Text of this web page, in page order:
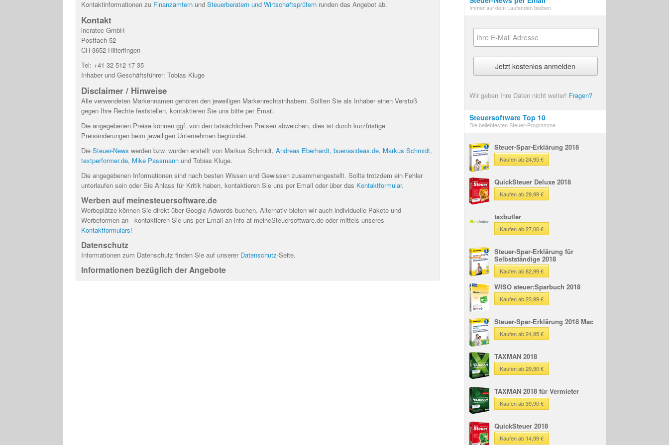
Kontaktinformationen zu Finanzämtern und Steuerberatern und Wirtschaftsprüfern runden das Angebot ab.
Kontakt
incratec GmbH
Postfach 52
CH-3652 Hilterfingen
Tel: +41 32 512 17 35
Inhaber und Geschäftsführer: Tobias Kluge
Disclaimer / Hinweise
Alle verwendeten Markennamen gehören den jeweiligen Markenrechtsinhabern. Sollten Sie als Inhaber einen Verstoß
gegen Ihre Rechte feststellen, kontaktieren Sie uns bitte per Email.
Die angegebenen Preise können ggf. von den tatsächlichen Preisen abweichen, dies ist durch kurzfristige
Preisänderungen beim jeweiligen Unternehmen begründet.
Die Steuer-News werden bzw. wurden erstellt von Markus Schmidt, Andreas Eberhardt, buenasideas.de, Markus Schmidt,
textperformer.de, Mike Passmann und Tobias Kluge.
Die angegebenen Informationen sind nach besten Wissen und Gewissen zusammengestellt. Sollte trotzdem ein Fehler
unterlaufen sein oder Sie Anlass für Kritik haben, kontaktieren Sie uns per Email oder über das Kontaktformular.
Werben auf meinesteuersoftware.de
Werbeplätze können Sie direkt über Google Adwords buchen. Alternativ bieten wir auch individuelle Pakete und
Werbeformen an - kontaktieren Sie uns per Email an info at meineSteuersoftware.de oder mittels unseres
Kontaktformulars!
Datenschutz
Informationen zum Datenschutz finden Sie auf unserer Datenschutz-Seite.
Informationen bezüglich der Angebote
Immer auf dem Laufenden bleiben
Wir geben Ihre Daten nicht weiter! Fragen?
Steuersoftware Top 10
Die beliebtesten Steuer-Programme
Steuer-Spar-Erklärung 2018
Kaufen ab 24,95 €
QuickSteuer Deluxe 2018
Kaufen ab 29,99 €
taxbutler
Kaufen ab 27,00 €
Steuer-Spar-Erklärung für
Selbstständige 2018
Kaufen ab 82,99 €
WISO steuer:Sparbuch 2018
Kaufen ab 23,99 €
Steuer-Spar-Erklärung 2018 Mac
Kaufen ab 24,95 €
TAXMAN 2018
Kaufen ab 29,90 €
TAXMAN 2018 für Vermieter
Kaufen ab 39,90 €
QuickSteuer 2018
Kaufen ab 14,99 €